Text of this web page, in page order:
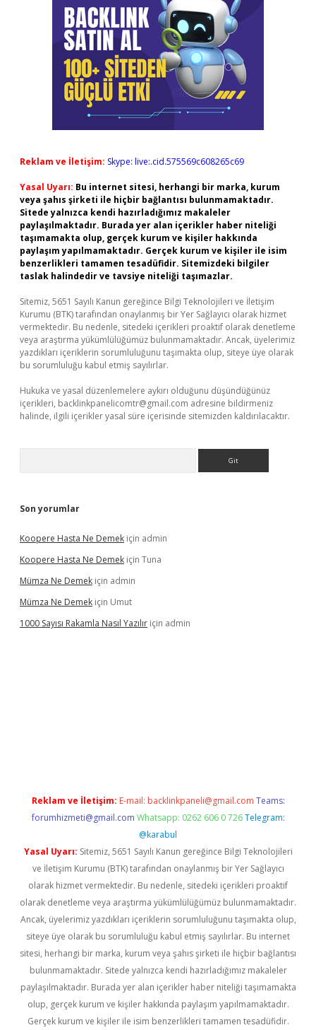
Reklam ve İletişim: Skype: live:.cid.575569c608265c69
Yasal Uyarı: Bu internet sitesi, herhangi bir marka, kurum
veya şahıs şirketi ile hiçbir bağlantısı bulunmamaktadır.
Sitede yalnızca kendi hazırladığımız makaleler
paylaşılmaktadır. Burada yer alan içerikler haber niteliği
taşımamakta olup, gerçek kurum ve kişiler hakkında
paylaşım yapılmamaktadır. Gerçek kurum ve kişiler ile isim
benzerlikleri tamamen tesadüfidir. Sitemizdeki bilgiler
taslak halindedir ve tavsiye niteliği taşımazlar.
Sitemiz, 5651 Sayılı Kanun gereğince Bilgi Teknolojileri ve İletişim
Kurumu (BTK) tarafından onaylanmış bir Yer Sağlayıcı olarak hizmet
vermektedir. Bu nedenle, sitedeki içerikleri proaktif olarak denetleme
veya araştırma yükümlülüğümüz bulunmamaktadır. Ancak, üyelerimiz
yazdıkları içeriklerin sorumluluğunu taşımakta olup, siteye üye olarak
bu sorumluluğu kabul etmiş sayılırlar.
Hukuka ve yasal düzenlemelere aykırı olduğunu düşündüğünüz
içerikleri, backlinkpanelicomtr@gmail.com adresine bildirmeniz
halinde, ilgili içerikler yasal süre içerisinde sitemizden kaldırılacaktır.
Son yorumlar
Koopere Hasta Ne Demek için admin
Koopere Hasta Ne Demek için Tuna
Mümza Ne Demek için admin
Mümza Ne Demek için Umut
1000 Sayısı Rakamla Nasıl Yazılır için admin
Reklam ve İletişim: E-mail: backlinkpaneli@gmail.com Teams:
forumhizmeti@gmail.com Whatsapp: 0262 606 0 726 Telegram:
@karabul
Yasal Uyarı: Sitemiz, 5651 Sayılı Kanun gereğince Bilgi Teknolojileri
ve İletişim Kurumu (BTK) tarafından onaylanmış bir Yer Sağlayıcı
olarak hizmet vermektedir. Bu nedenle, sitedeki içerikleri proaktif
olarak denetleme veya araştırma yükümlülüğümüz bulunmamaktadır.
Ancak, üyelerimiz yazdıkları içeriklerin sorumluluğunu taşımakta olup,
siteye üye olarak bu sorumluluğu kabul etmiş sayılırlar. Bu internet
sitesi, herhangi bir marka, kurum veya şahıs şirketi ile hiçbir bağlantısı
bulunmamaktadır. Sitede yalnızca kendi hazırladığımız makaleler
paylaşılmaktadır. Burada yer alan içerikler haber niteliği taşımamakta
olup, gerçek kurum ve kişiler hakkında paylaşım yapılmamaktadır.
Gerçek kurum ve kişiler ile isim benzerlikleri tamamen tesadüfidir.